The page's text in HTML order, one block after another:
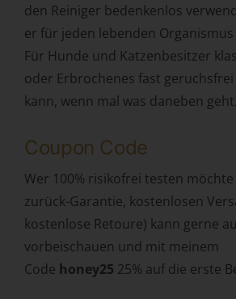
den Reiniger bedenkenlos
er für jeden lebenden
Für Hunde und Katzenbesitzer
oder Erbrochenes fast
kann, wenn mal was daneben geht.
Coupon Code
Wer 100% risikofrei testen möchte
zurück-Garantie, kostenlosen
kostenlose Retoure) kann gerne
vorbeischauen und mit meinem
Code honey25 25% auf die erste
f) Pseudonymisierung
Pseudonymisierung ist die
personenbezogener Daten in einer
personenbezogenen Daten ohne
zusätzlicher Informationen nicht
werden und technischen und
Maßnahmen unterliegen, die
personenbezogenen Daten nicht
identifizierbaren natürlichen Person
g) Verantwortlicher oder
Verarbeitung
Verantwortlicher oder für die